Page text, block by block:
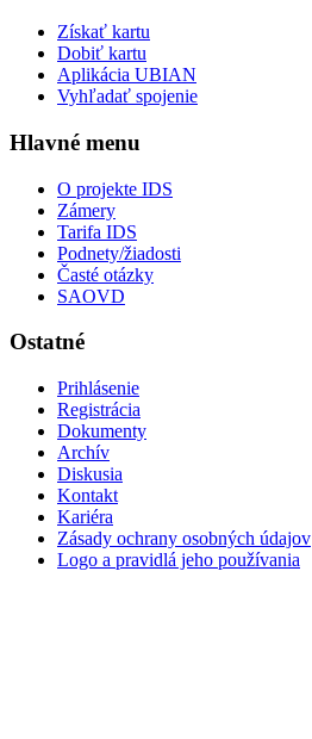
Získať kartu
Dobiť kartu
Aplikácia UBIAN
Vyhľadať spojenie
Hlavné menu
O projekte IDS
Zámery
Tarifa IDS
Podnety/žiadosti
Časté otázky
SAOVD
Ostatné
Prihlásenie
Registrácia
Dokumenty
Archív
Diskusia
Kontakt
Kariéra
Zásady ochrany osobných údajov
Logo a pravidlá jeho používania